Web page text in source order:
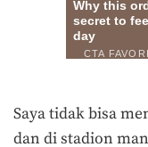
Saya tidak bisa
dan di stadion